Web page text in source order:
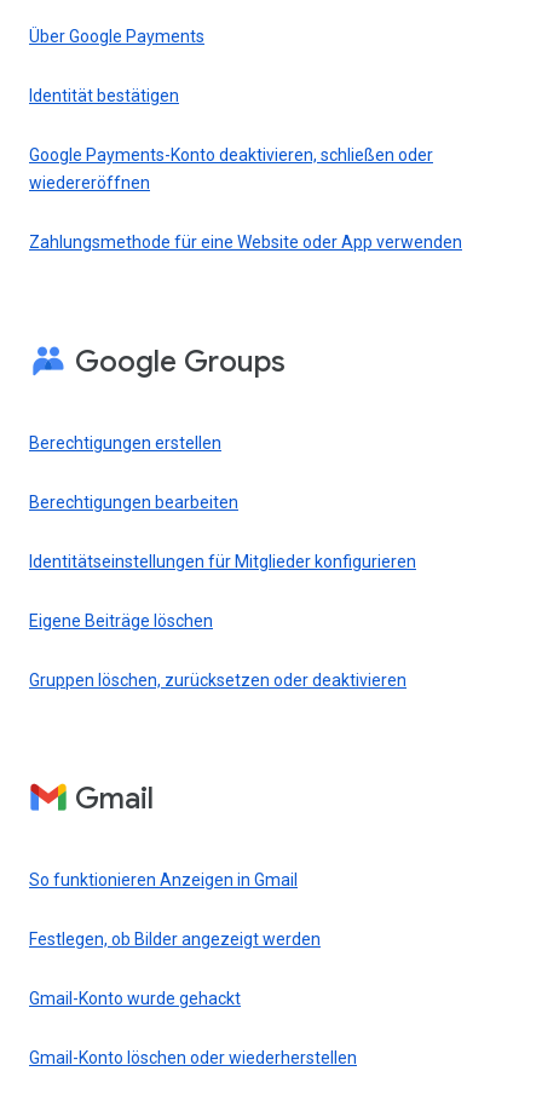
Über Google Payments
Identität bestätigen
Google Payments-Konto deaktivieren, schließen oder
wiedereröffnen
Zahlungsmethode für eine Website oder App verwenden
Google Groups
Berechtigungen erstellen
Berechtigungen bearbeiten
Identitätseinstellungen für Mitglieder konfigurieren
Eigene Beiträge löschen
Gruppen löschen, zurücksetzen oder deaktivieren
Gmail
So funktionieren Anzeigen in Gmail
Festlegen, ob Bilder angezeigt werden
Gmail-Konto wurde gehackt
Gmail-Konto löschen oder wiederherstellen